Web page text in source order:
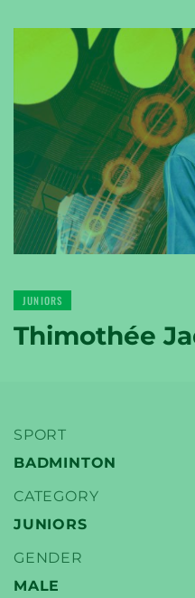
YONEX
TENNIS
GOLF
YONEX
JUNIORS
Thimothée
SPORT
BADMINTON
CATEGORY
JUNIORS
GENDER
MALE